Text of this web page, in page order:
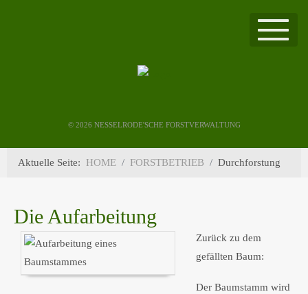
© 2026 NESSELRODE'SCHE FORSTVERWALTUNG
Aktuelle Seite: HOME FORSTBETRIEB Durchforstung
Die Aufarbeitung
Zurück zu dem
gefällten Baum:
Der Baumstamm wird